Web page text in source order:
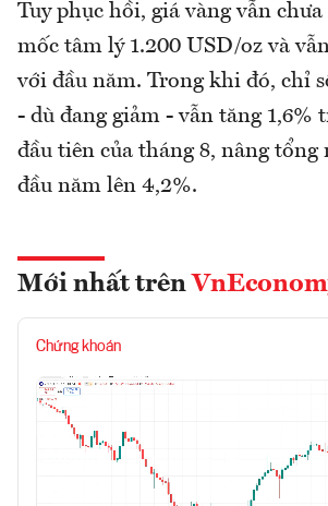
Tuy phục hồi, giá vàng vẫn
mốc tâm lý 1.200 USD/oz và
với đầu năm. Trong khi đó, chỉ
- dù đang giảm - vẫn tăng 1,6%
đầu tiên của tháng 8, nâng tổng
đầu năm lên 4,2%.
Mới nhất trên
Chứng khoán